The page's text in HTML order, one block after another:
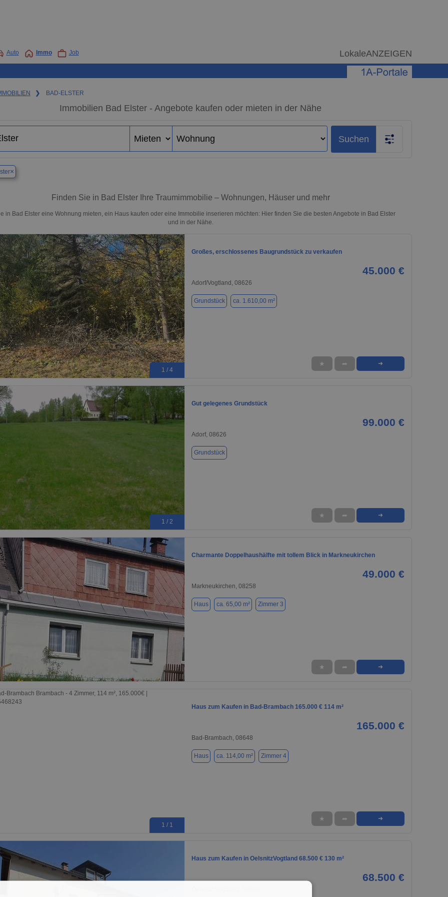
Auto Immo Job LokaleANZEIGEN
❯ BAD-ELSTER
Immobilien Bad Elster - Angebote kaufen oder mieten in der Nähe
Suchen
×
Finden Sie in Bad Elster Ihre Traumimmobilie – Wohnungen, Häuser und mehr
in Bad Elster eine Wohnung mieten, ein Haus kaufen oder eine Immobilie inserieren möchten: Hier finden Sie die besten Angebote in Bad Elster
und in der Nähe.
1 / 4
Großes, erschlossenes Baugrundstück zu verkaufen
45.000 €
Adorf/Vogtland, 08626
Grundstück ca. 1.610,00 m²
★ ➦ ➜
1 / 2
Gut gelegenes Grundstück
99.000 €
Adorf, 08626
Grundstück
★ ➦ ➜
1 / 19
Charmante Doppelhaushälfte mit tollem Blick in Markneukirchen
49.000 €
Markneukirchen, 08258
Haus ca. 65,00 m² Zimmer 3
★ ➦ ➜
1 / 1
Haus zum Kaufen in Bad-Brambach 165.000 € 114 m²
165.000 €
Bad-Brambach, 08648
Haus ca. 114,00 m² Zimmer 4
★ ➦ ➜
Haus zum Kaufen in OelsnitzVogtland 68.500 € 130 m²
68.500 €